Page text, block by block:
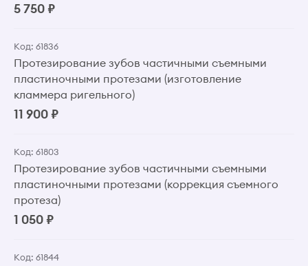
5 750 ₽
Код: 61836
Протезирование зубов частичными съемными
пластиночными протезами (изготовление
кламмера ригельного)
11 900 ₽
Код: 61803
Протезирование зубов частичными съемными
пластиночными протезами (коррекция съемного
протеза)
1 050 ₽
Код: 61844